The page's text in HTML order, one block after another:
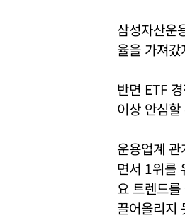
삼성자산운
율을 가져
반면 ETF
이상 안심
운용업계
면서 1위를
요 트렌드
끌어올리지